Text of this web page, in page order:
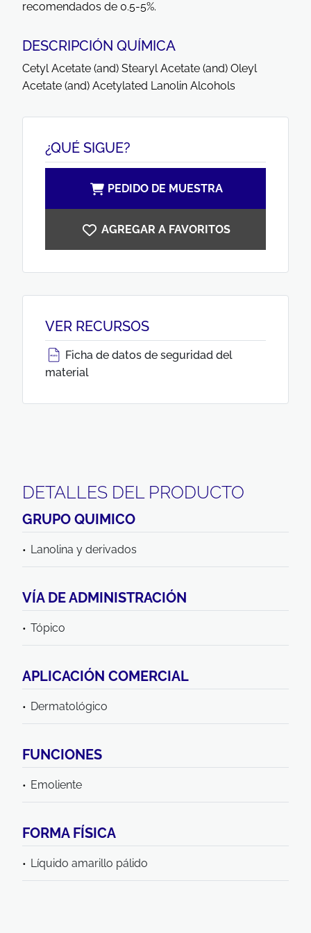
recomendados de 0.5-5%.
DESCRIPCIÓN QUÍMICA
Cetyl Acetate (and) Stearyl Acetate (and) Oleyl
Acetate (and) Acetylated Lanolin Alcohols
¿QUÉ SIGUE?
PEDIDO DE MUESTRA
AGREGAR A FAVORITOS
VER RECURSOS
Ficha de datos de seguridad del
material
DETALLES DEL PRODUCTO
GRUPO QUIMICO
Lanolina y derivados
VÍA DE ADMINISTRACIÓN
Tópico
APLICACIÓN COMERCIAL
Dermatológico
FUNCIONES
Emoliente
FORMA FÍSICA
Líquido amarillo pálido